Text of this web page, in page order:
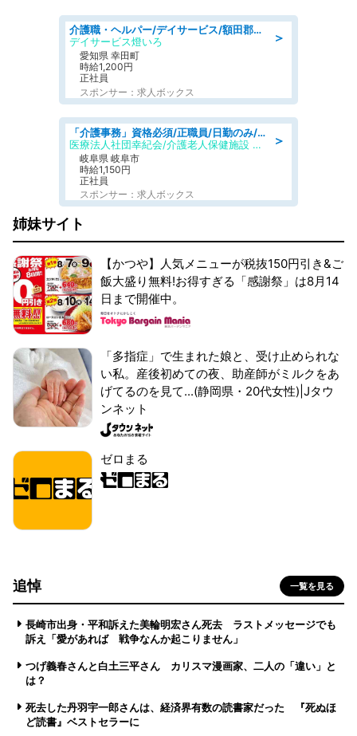
＞
介護職・ヘルパー/デイサービス/額田郡幸田町/JR東海道本線 幸田/愛知県
デイサービス燈いろ
愛知県 幸田町
時給1,200円
正社員
スポンサー：求人ボックス
＞
「介護事務」資格必須/正職員/日勤のみ/介護老人保健施設
医療法人社団幸紀会/介護老人保健施設 グリーンビラ安江
岐阜県 岐阜市
時給1,150円
正社員
スポンサー：求人ボックス
姉妹サイト
【かつや】人気メニューが税抜150円引き&ご
飯大盛り無料!お得すぎる「感謝祭」は8月14
日まで開催中。
「多指症」で生まれた娘と、受け止められな
い私。産後初めての夜、助産師がミルクをあ
げてるのを見て...(静岡県・20代女性)|Jタウ
ンネット
ゼロまる
追悼 一覧を見る
長崎市出身・平和訴えた美輪明宏さん死去 ラストメッセージでも
訴え「愛があれば 戦争なんか起こりません」
つげ義春さんと白土三平さん カリスマ漫画家、二人の「違い」と
は？
死去した丹羽宇一郎さんは、経済界有数の読書家だった 『死ぬほ
ど読書』ベストセラーに